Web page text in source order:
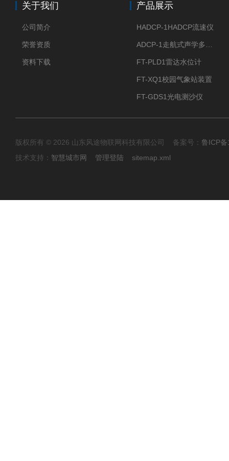
关于我们
公司简介
荣誉资质
资料下载
产品展示
HADCP-1HADCP流速仪
FT-PLD1雷达水位计
FT-XQ1校园气象站装置
FT-GDS1光电测沙仪
版权所有 © 2026 山东风途物联网科技有限公司 备案号： 鲁ICP
技术支持： 智慧城市网 管理登陆 sitemap.xml